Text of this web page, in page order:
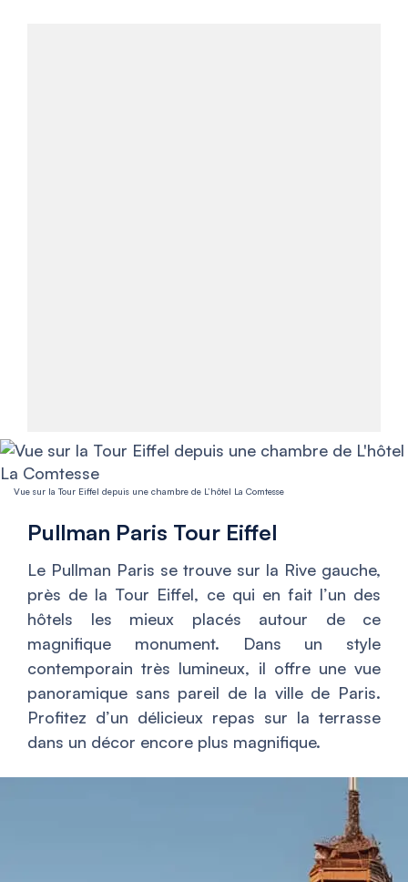
Vue sur la Tour Eiffel depuis une chambre de L’hôtel La Comtesse
Pullman Paris Tour Eiffel
Le Pullman Paris se trouve sur la Rive gauche,
près de la Tour Eiffel, ce qui en fait l’un des
hôtels les mieux placés autour de ce
magnifique monument. Dans un style
contemporain très lumineux, il offre une vue
panoramique sans pareil de la ville de Paris.
Profitez d’un délicieux repas sur la terrasse
dans un décor encore plus magnifique.